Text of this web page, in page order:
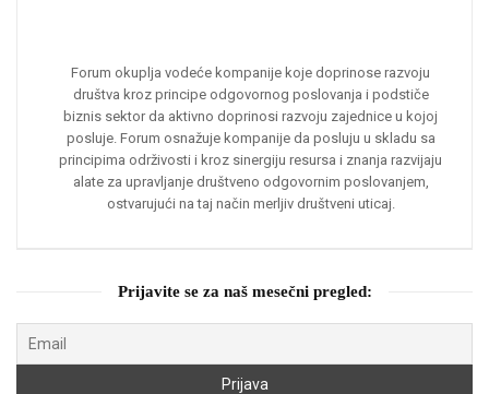
Forum okuplja vodeće kompanije koje doprinose razvoju
društva kroz principe odgovornog poslovanja i podstiče
biznis sektor da aktivno doprinosi razvoju zajednice u kojoj
posluje. Forum osnažuje kompanije da posluju u skladu sa
principima održivosti i kroz sinergiju resursa i znanja razvijaju
alate za upravljanje društveno odgovornim poslovanjem,
ostvarujući na taj način merljiv društveni uticaj.
Prijavite se za naš mesečni pregled: